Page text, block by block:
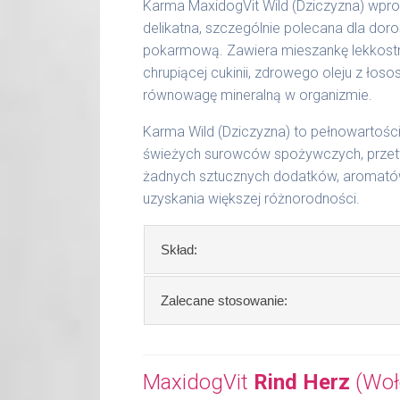
Podane liczby są wartościami
aktywności, warunków hodowli oraz
Waga netto/Nr art.: 200 g/1001 |
Karma MaxidogVit Wild (Dziczyzna)
delikatna, szczególnie polecana dla
pokarmową. Zawiera mieszankę
chrupiącej cukinii, zdrowego oleju z
równowagę mineralną w organizmie.
Karma Wild (Dziczyzna) to
świeżych surowców spożywczych,
żadnych sztucznych dodatków,
uzyskania większej różnorodności.
Skład:
Skład:mięso i produkty pochodzenia
dynia, 2% cukinia, bulion mięsny, algi,
surowe białko 11,60 %
Zalecane stosowanie:
Zalecamy przechowywanie
MaxidogVit Rind Herz